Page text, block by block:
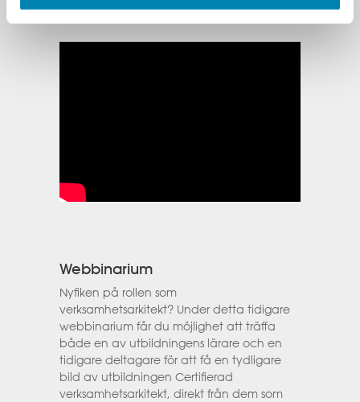
Webbinarium
Nyfiken på rollen som
verksamhetsarkitekt? Under detta tidigare
webbinarium får du möjlighet att träffa
både en av utbildningens lärare och en
tidigare deltagare för att få en tydligare
bild av utbildningen Certifierad
verksamhetsarkitekt, direkt från dem som